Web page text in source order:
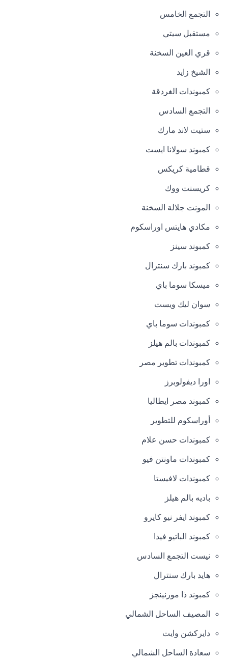
التجمع الخامس
مستقبل سيتي
قري العين السخنة
الشيخ زايد
كمبوندات الغردقة
التجمع السادس
ستيت لاند مارك
كمبوند سولانا ايست
قطامية كريكس
كريسنت ووك
المونت جلالة السخنة
مكادي هايتس اوراسكوم
كمبوند سينز
كمبوند بارك سنترال
ميسكا سوما باي
سوان ليك ويست
كمبوندات سوما باي
كمبوندات بالم هيلز
كمبوندات تطوير مصر
اورا ديفولوبرز
كمبوند مصر ايطاليا
أوراسكوم للتطوير
كمبوندات حسن علام
كمبوندات ماونتن فيو
كمبوندات لافيستا
باديه بالم هيلز
كمبوند ايفر نيو كايرو
كمبوند الباتيو فيدا
نيست التجمع السادس
هايد بارك سنترال
كمبوند ذا مورنينجز
المصيف الساحل الشمالي
دايركشن وايت
سعادة الساحل الشمالي